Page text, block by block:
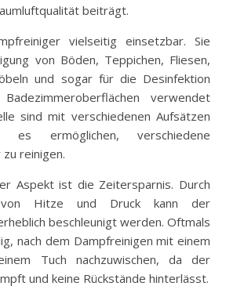
beiträgt.
vielseitig einsetzbar. Sie
von Böden, Teppichen, Fliesen,
und sogar für die Desinfektion
verwendet
sind mit verschiedenen Aufsätzen
es ermöglichen, verschiedene
reinigen.
Aspekt ist die Zeitersparnis. Durch
von Hitze und Druck kann der
beschleunigt werden. Oftmals
nach dem Dampfreinigen mit einem
Tuch nachzuwischen, da der
und keine Rückstände hinterlässt.